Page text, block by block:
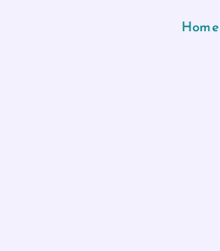
Home